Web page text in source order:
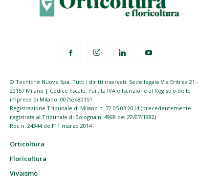
© Tecniche Nuove Spa. Tutti i diritti riservati. Sede legale Via Eritrea 21 -
20157 Milano | Codice fiscale, Partita IVA e Iscrizione al Registro delle
imprese di Milano: 00753480151
Registrazione Tribunale di Milano n. 72 05.03.2014 (precedentemente
registrata al Tribunale di Bologna n. 4998 del 22/07/1982)
Roc n. 24344 dell’11 marzo 2014
Orticoltura
Floricoltura
Vivaismo